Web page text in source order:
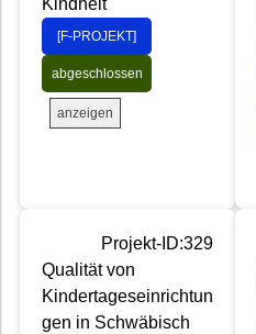
[F-PROJEKT]
abgeschlossen
anzeigen
Projekt-ID:329
Qualität von
Kindertageseinrichtun
gen in Schwäbisch